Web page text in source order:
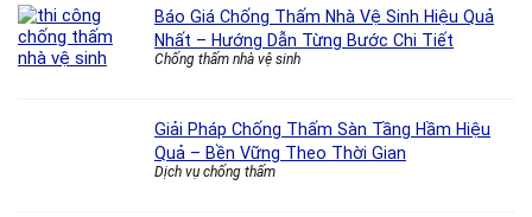
Báo Giá Chống Thấm Nhà Vệ Sinh Hiệu Quả
Nhất – Hướng Dẫn Từng Bước Chi Tiết
Chống thấm nhà vệ sinh
Giải Pháp Chống Thấm Sàn Tầng Hầm Hiệu
Quả – Bền Vững Theo Thời Gian
Dịch vụ chống thấm